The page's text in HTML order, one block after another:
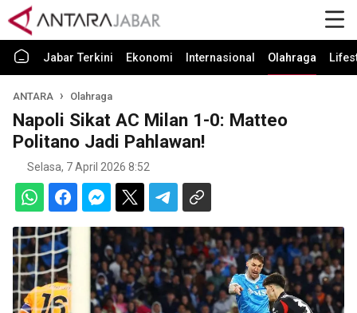
Jabar Terkini Ekonomi Internasional Olahraga
ANTARA Olahraga
Napoli Sikat AC Milan 1-0: Matteo
Politano Jadi Pahlawan!
Selasa, 7 April 2026 8:52